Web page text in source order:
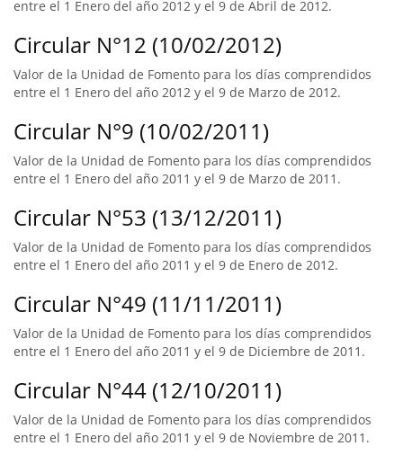
entre el 1 Enero del año 2012 y el 9 de Abril de 2012.
Circular N°12 (10/02/2012)
Valor de la Unidad de Fomento para los días comprendidos
entre el 1 Enero del año 2012 y el 9 de Marzo de 2012.
Circular N°9 (10/02/2011)
Valor de la Unidad de Fomento para los días comprendidos
entre el 1 Enero del año 2011 y el 9 de Marzo de 2011.
Circular N°53 (13/12/2011)
Valor de la Unidad de Fomento para los días comprendidos
entre el 1 Enero del año 2011 y el 9 de Enero de 2012.
Circular N°49 (11/11/2011)
Valor de la Unidad de Fomento para los días comprendidos
entre el 1 Enero del año 2011 y el 9 de Diciembre de 2011.
Circular N°44 (12/10/2011)
Valor de la Unidad de Fomento para los días comprendidos
entre el 1 Enero del año 2011 y el 9 de Noviembre de 2011.